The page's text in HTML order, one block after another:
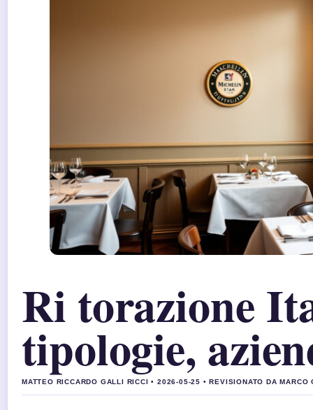
Ri torazione
tipologie,
MATTEO RICCARDO GALLI RICCI • 2026-05-25 • REVISIONATO DA MARCO